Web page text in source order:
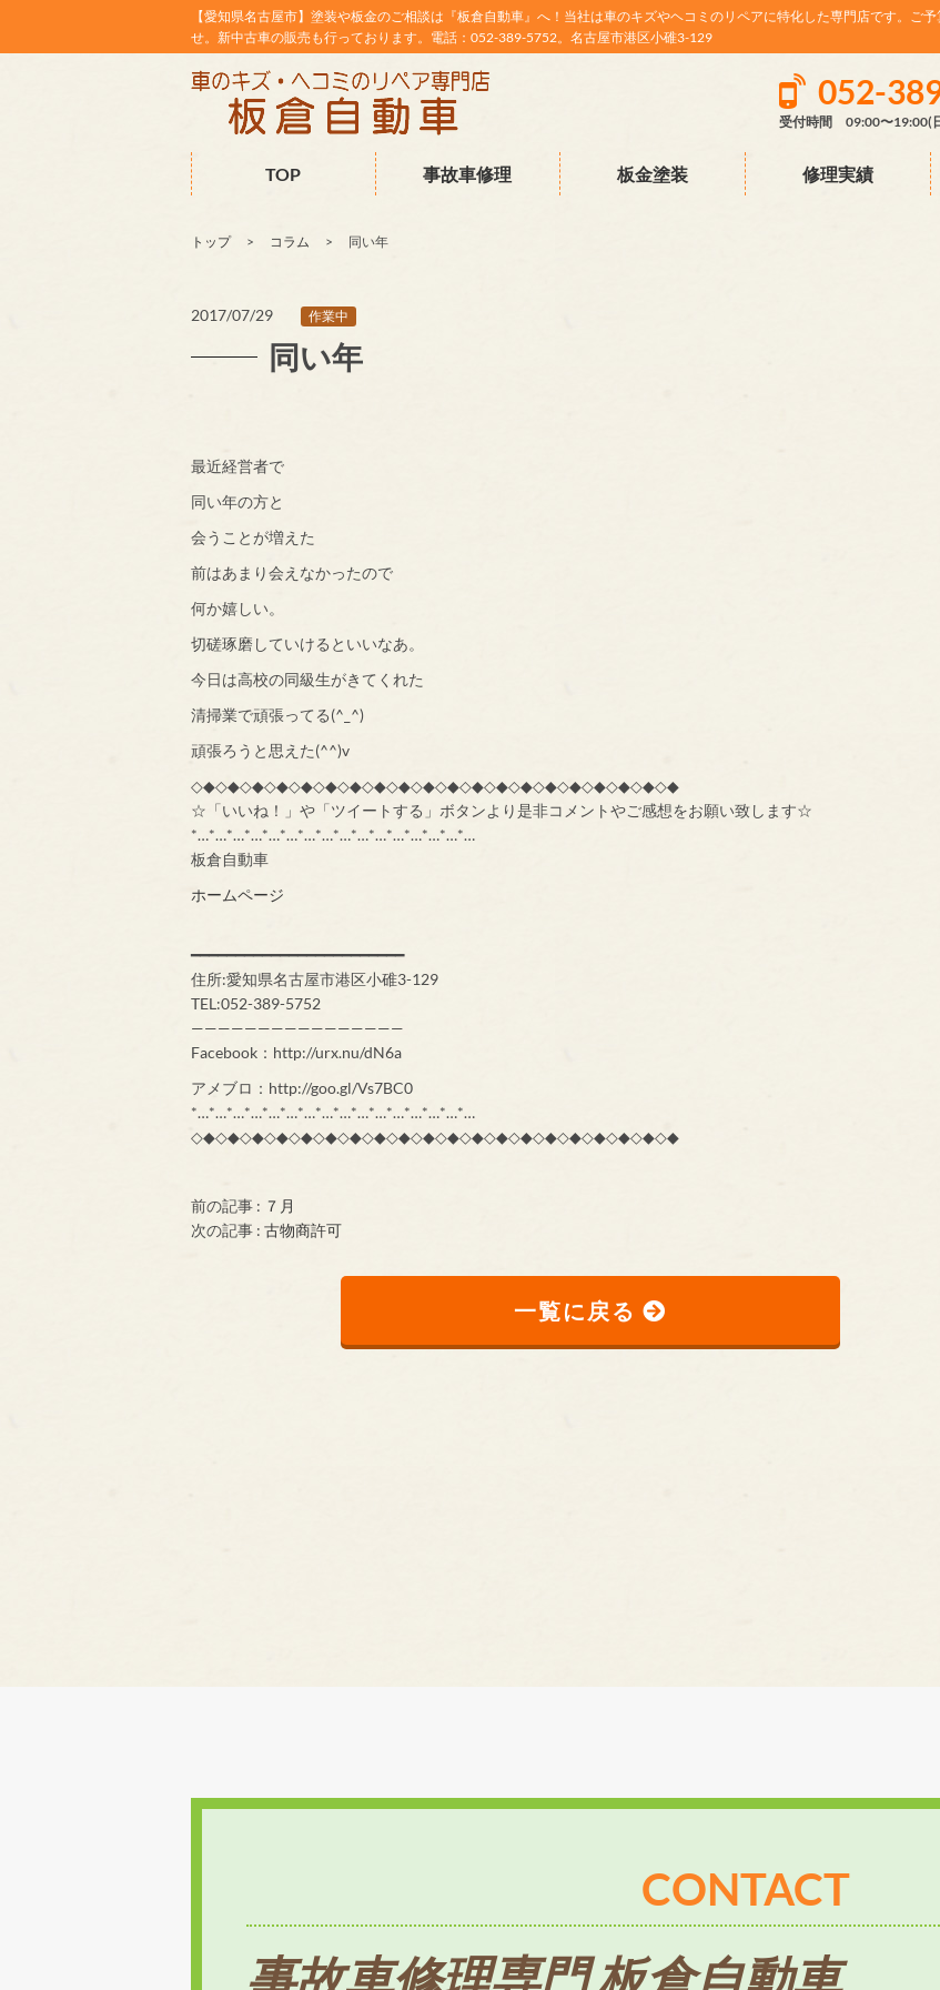
【愛知県名古屋市】塗装や板金のご相談は『板倉自動車』へ！当社は車のキズやヘコミのリペアに特化した専門店です。ご
せ。新中古車の販売も行っております。電話：052-389-5752。名古屋市港区小碓3-129
052-
受付時間 09:00〜19:00(
TOP 事故車修理 板金塗装 修理実績
トップ コラム 同い年
2017/07/29 作業中
同い年
最近経営者で
同い年の方と
会うことが増えた
前はあまり会えなかったので
何か嬉しい。
切磋琢磨していけるといいなあ。
今日は高校の同級生がきてくれた
清掃業で頑張ってる(^_^)
頑張ろうと思えた(^^)v
◇◆◇◆◇◆◇◆◇◆◇◆◇◆◇◆◇◆◇◆◇◆◇◆◇◆◇◆◇◆◇◆◇◆◇◆◇◆◇◆
☆「いいね！」や「ツイートする」ボタンより是非コメントやご感想をお願い致します☆
*…*…*…*…*…*…*…*…*…*…*…*…*…*…*…*…
板倉自動車
ホームページ
━━━━━━━━━━━━━━━━━━━━━━━━
住所:愛知県名古屋市港区小碓3-129
TEL:052-389-5752
————————————————
Facebook：http://urx.nu/dN6a
アメブロ：http://goo.gl/Vs7BC0
*…*…*…*…*…*…*…*…*…*…*…*…*…*…*…*…
◇◆◇◆◇◆◇◆◇◆◇◆◇◆◇◆◇◆◇◆◇◆◇◆◇◆◇◆◇◆◇◆◇◆◇◆◇◆◇◆
前の記事 : ７月
次の記事 : 古物商許可
一覧に戻る
CONTACT
事故車修理専門 板倉自動車